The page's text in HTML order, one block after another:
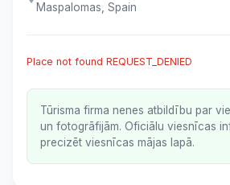
Maspalomas, Spain
Place not found REQUEST_DENIED
Tūrisma firma nenes atbildību par
un fotogrāfijām. Oficiālu viesnīcas
precizēt viesnīcas mājas lapā.